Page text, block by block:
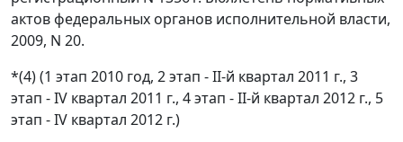
актов федеральных органов исполнительной власти,
2009, N 20.
*(4) (1 этап 2010 год, 2 этап - II-й квартал 2011 г., 3
этап - IV квартал 2011 г., 4 этап - II-й квартал 2012 г., 5
этап - IV квартал 2012 г.)